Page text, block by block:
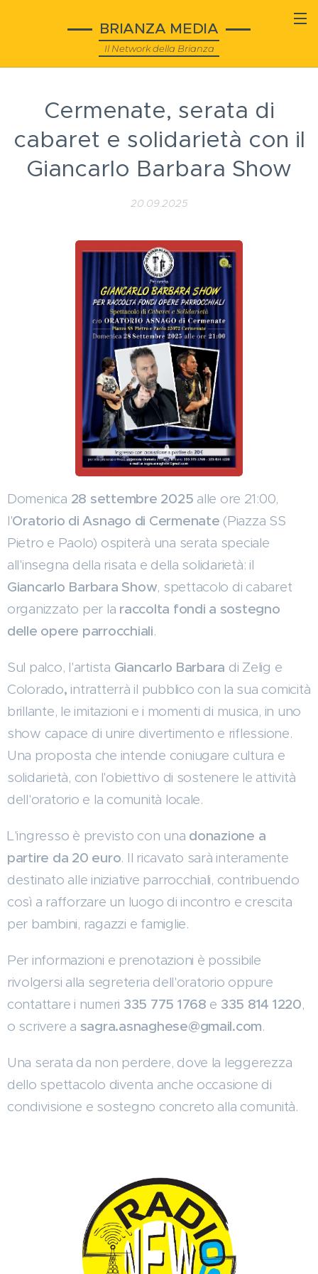
BRIANZA MEDIA
Il Network della Brianza
Cermenate, serata di
cabaret e solidarietà con il
Giancarlo Barbara Show
20.09.2025
Domenica 28 settembre 2025 alle ore 21:00,
l'Oratorio di Asnago di Cermenate (Piazza SS
Pietro e Paolo) ospiterà una serata speciale
all'insegna della risata e della solidarietà: il
Giancarlo Barbara Show, spettacolo di cabaret
organizzato per la raccolta fondi a sostegno
delle opere parrocchiali.
Sul palco, l'artista Giancarlo Barbara di Zelig e
Colorado, intratterrà il pubblico con la sua comicità
brillante, le imitazioni e i momenti di musica, in uno
show capace di unire divertimento e riflessione.
Una proposta che intende coniugare cultura e
solidarietà, con l'obiettivo di sostenere le attività
dell'oratorio e la comunità locale.
L'ingresso è previsto con una donazione a
partire da 20 euro. Il ricavato sarà interamente
destinato alle iniziative parrocchiali, contribuendo
così a rafforzare un luogo di incontro e crescita
per bambini, ragazzi e famiglie.
Per informazioni e prenotazioni è possibile
rivolgersi alla segreteria dell'oratorio oppure
contattare i numeri 335 775 1768 e 335 814 1220,
o scrivere a sagra.asnaghese@gmail.com.
Una serata da non perdere, dove la leggerezza
dello spettacolo diventa anche occasione di
condivisione e sostegno concreto alla comunità.